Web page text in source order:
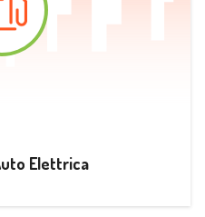
Elettrica